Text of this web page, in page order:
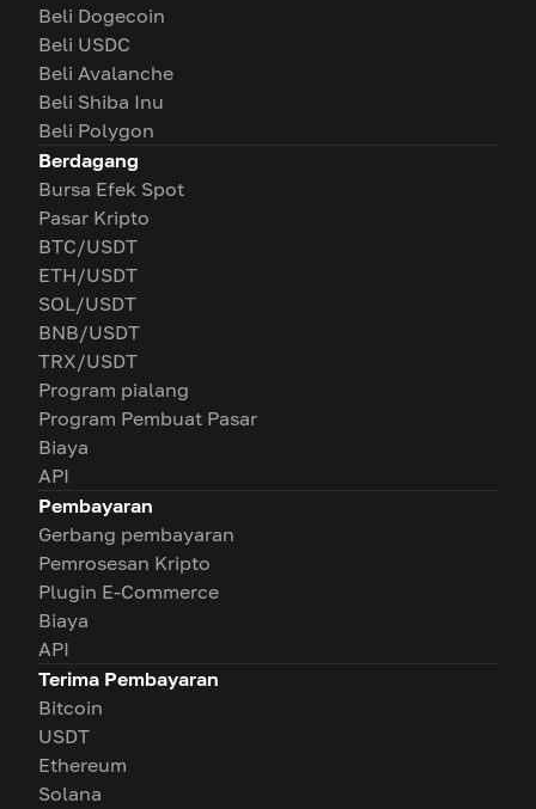
Beli Dogecoin
Beli USDC
Beli Avalanche
Beli Shiba Inu
Beli Polygon
Berdagang
Bursa Efek Spot
Pasar Kripto
BTC/USDT
ETH/USDT
SOL/USDT
BNB/USDT
TRX/USDT
Program pialang
Program Pembuat Pasar
Biaya
API
Pembayaran
Gerbang pembayaran
Pemrosesan Kripto
Plugin E-Commerce
Biaya
API
Terima Pembayaran
Bitcoin
USDT
Ethereum
Solana